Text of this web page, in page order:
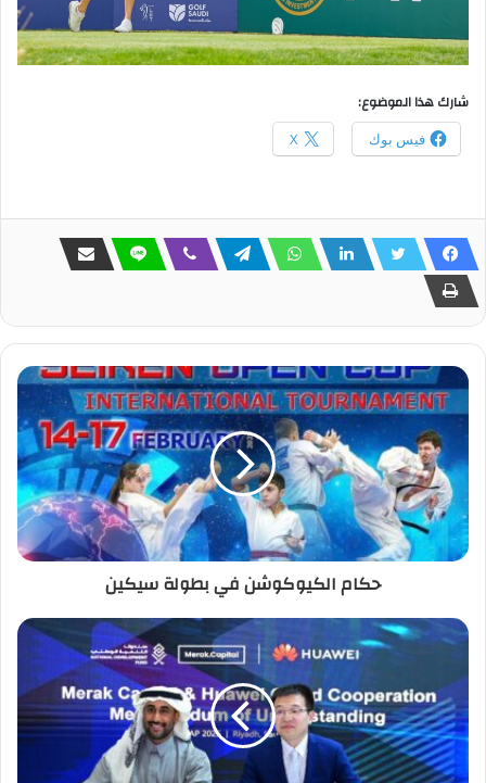
شارك هذا الموضوع:
فيس بوك X
حكام الكيوكوشن في بطولة سيكين